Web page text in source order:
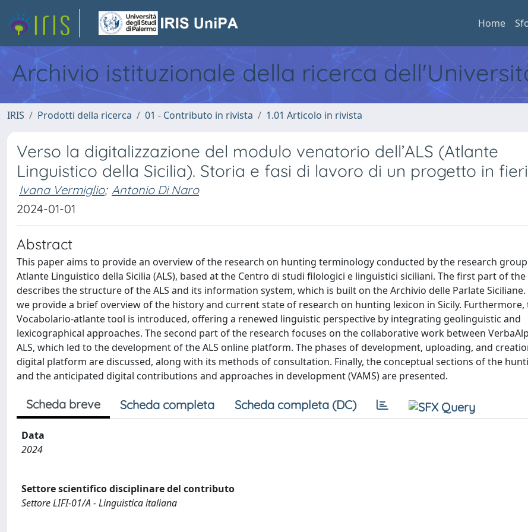
Home
Archivio istituzionale della ricerca
IRIS Prodotti della ricerca 01 - Contributo in rivista 1.01 Articolo in rivista
Verso la digitalizzazione del modulo venatorio dell’ALS (Atlante
Linguistico della Sicilia). Storia e fasi di lavoro di un progetto in fieri
Ivana Vermiglio; Antonio Di Naro
2024-01-01
Abstract
This paper aims to provide an overview of the research on hunting terminology conducted by the research
Atlante Linguistico della Sicilia (ALS), based at the Centro di studi filologici e linguistici siciliani. The first part of
describes the structure of the ALS and its information system, which is built on the Archivio delle Parlate Siciliane.
we provide a brief overview of the history and current state of research on hunting lexicon in Sicily. Furthermore,
Vocabolario-atlante tool is introduced, offering a renewed linguistic perspective by integrating geolinguistic and
lexicographical approaches. The second part of the research focuses on the collaborative work between
ALS, which led to the development of the ALS online platform. The phases of development, uploading, and
digital platform are discussed, along with its methods of consultation. Finally, the conceptual sections of the
and the anticipated digital contributions and approaches in development (VAMS) are presented.
Scheda breve Scheda completa Scheda completa (DC)
Data
2024
Settore scientifico disciplinare del contributo
Settore LIFI-01/A - Linguistica italiana